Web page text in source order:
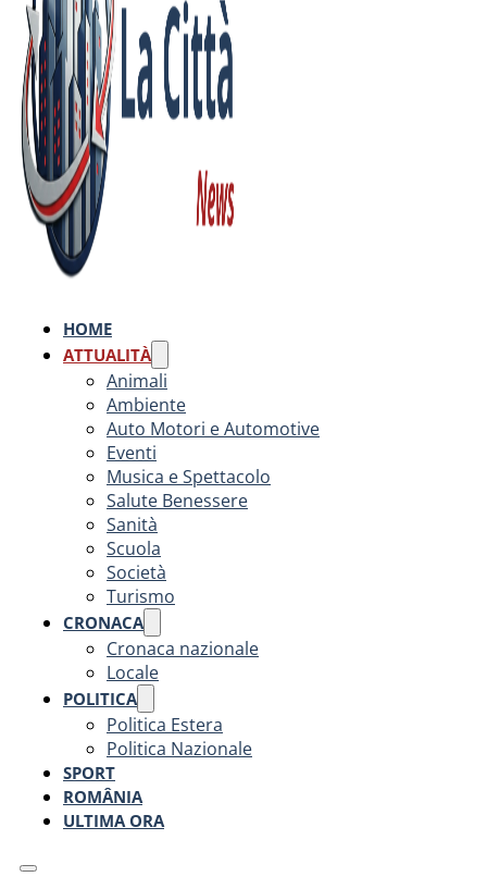
HOME
ATTUALITÀ
Animali
Ambiente
Auto Motori e Automotive
Eventi
Musica e Spettacolo
Salute Benessere
Sanità
Scuola
Società
Turismo
CRONACA
Cronaca nazionale
Locale
POLITICA
Politica Estera
Politica Nazionale
SPORT
ROMÂNIA
ULTIMA ORA